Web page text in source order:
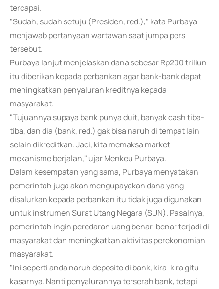
tercapai.
"Sudah, sudah setuju (Presiden, red.)," kata Purbaya
menjawab pertanyaan wartawan saat jumpa pers
tersebut.
Purbaya lanjut menjelaskan dana sebesar Rp200 triliun
itu diberikan kepada perbankan agar bank-bank dapat
meningkatkan penyaluran kreditnya kepada
masyarakat.
"Tujuannya supaya bank punya duit, banyak cash tiba-
tiba, dan dia (bank, red.) gak bisa naruh di tempat lain
selain dikreditkan. Jadi, kita memaksa market
mekanisme berjalan," ujar Menkeu Purbaya.
Dalam kesempatan yang sama, Purbaya menyatakan
pemerintah juga akan mengupayakan dana yang
disalurkan kepada perbankan itu tidak juga digunakan
untuk instrumen Surat Utang Negara (SUN). Pasalnya,
pemerintah ingin peredaran uang benar-benar terjadi di
masyarakat dan meningkatkan aktivitas perekonomian
masyarakat.
"Ini seperti anda naruh deposito di bank, kira-kira gitu
kasarnya. Nanti penyalurannya terserah bank, tetapi